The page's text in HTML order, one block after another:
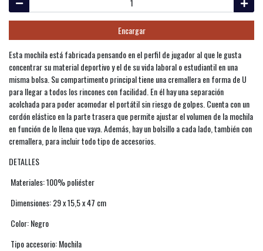
Encargar
Esta mochila está fabricada pensando en el perfil de jugador al que le gusta
concentrar su material deportivo y el de su vida laboral o estudiantil en una
misma bolsa. Su compartimento principal tiene una cremallera en forma de U
para llegar a todos los rincones con facilidad. En él hay una separación
acolchada para poder acomodar el portátil sin riesgo de golpes. Cuenta con un
cordón elástico en la parte trasera que permite ajustar el volumen de la mochila
en función de lo llena que vaya. Además, hay un bolsillo a cada lado, también con
cremallera, para incluir todo tipo de accesorios.
DETALLES
Materiales: 100% poliéster
Dimensiones: 29 x 15,5 x 47 cm
Color: Negro
Tipo accesorio: Mochila